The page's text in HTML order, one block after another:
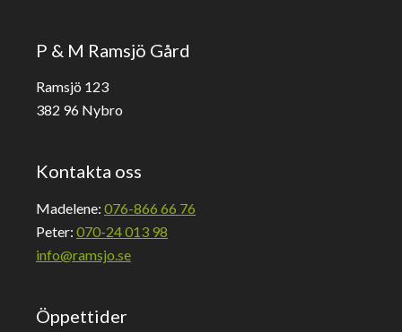
P & M Ramsjö Gård
Ramsjö 123
382 96 Nybro
Kontakta oss
Madelene: 076-866 66 76
Peter: 070-24 013 98
info@ramsjo.se
Öppettider